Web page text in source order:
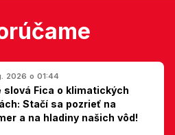
2026 o 01:44
slová Fica o klimatických
Stačí sa pozrieť na
a na hladiny našich vôd!